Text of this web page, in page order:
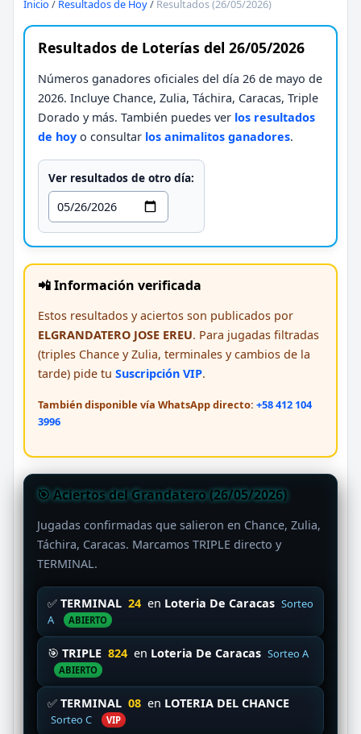
Inicio / Resultados de Hoy/ Resultados (26/05/2026)
Resultados de Loterías del 26/05/2026
Números ganadores oficiales del día 26 de mayo de
2026. Incluye Chance, Zulia, Táchira, Caracas, Triple
Dorado y más. También puedes ver los resultados
de hoy o consultar los animalitos ganadores.
Ver resultados de otro día:
📲 Información verificada
Estos resultados y aciertos son publicados por
ELGRANDATERO JOSE EREU. Para jugadas filtradas
(triples Chance y Zulia, terminales y cambios de la
tarde) pide tu Suscripción VIP.
También disponible vía WhatsApp directo: +58 412 104
3996
🎯 Aciertos del Grandatero (26/05/2026)
Jugadas confirmadas que salieron en Chance, Zulia,
Táchira, Caracas. Marcamos TRIPLE directo y
TERMINAL.
✅ TERMINAL 24 en Loteria De Caracas Sorteo
A
ABIERTO
🎯 TRIPLE 824 en Loteria De Caracas Sorteo A
ABIERTO
✅ TERMINAL 08 en LOTERIA DEL CHANCE
Sorteo C VIP